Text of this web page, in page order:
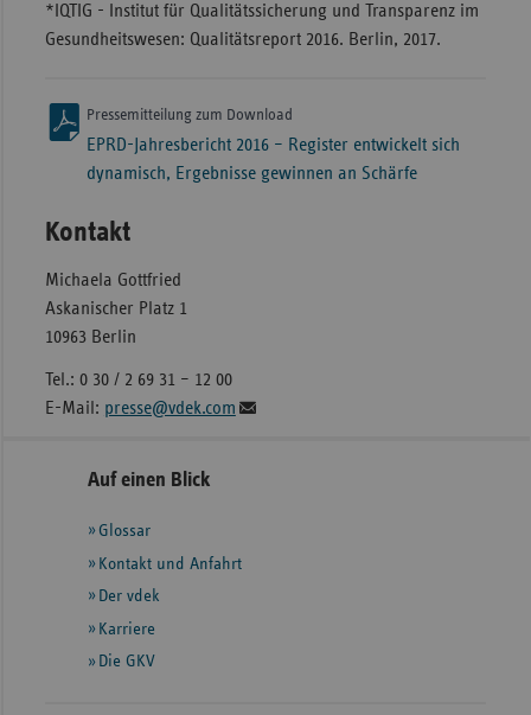
*IQTIG - Institut für Qualitätssicherung und Transparenz im
Gesundheitswesen: Qualitätsreport 2016. Berlin, 2017.
Pressemitteilung zum Download
EPRD-Jahresbericht 2016 – Register entwickelt sich
dynamisch, Ergebnisse gewinnen an Schärfe
Kontakt
Michaela Gottfried
Askanischer Platz 1
10963 Berlin
Tel.: 0 30 / 2 69 31 – 12 00
E-Mail: presse@vdek.com
Seitennavigation
Seitenleiste
weiteren
Informationen
Auf einen Blick
Glossar
Kontakt und Anfahrt
Der vdek
Karriere
Die GKV